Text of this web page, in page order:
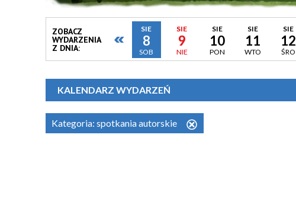
ZOBACZ
WYDARZENIA
Z DNIA:
SIE
8
SOB
SIE
9
NIE
SIE
10
PON
SIE
11
WTO
SIE
12
ŚRO
KALENDARZ WYDARZEŃ
Kategoria: spotkania autorskie